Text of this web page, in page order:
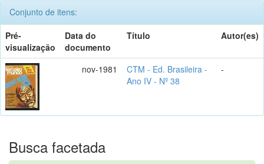
Conjunto de itens:
Pré-
visualização
Data do
documento
Título Autor(es)
nov-1981
CTM - Ed. Brasileira -
Ano IV - Nº 38
-
Busca facetada